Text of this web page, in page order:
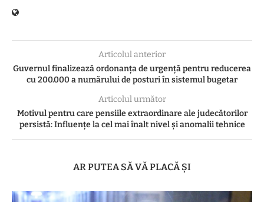
Articolul anterior
Guvernul finalizează ordonanța de urgență pentru reducerea
cu 200.000 a numărului de posturi în sistemul bugetar
Articolul următor
Motivul pentru care pensiile extraordinare ale judecătorilor
persistă: Influențe la cel mai înalt nivel și anomalii tehnice
AR PUTEA SĂ VĂ PLACĂ ȘI